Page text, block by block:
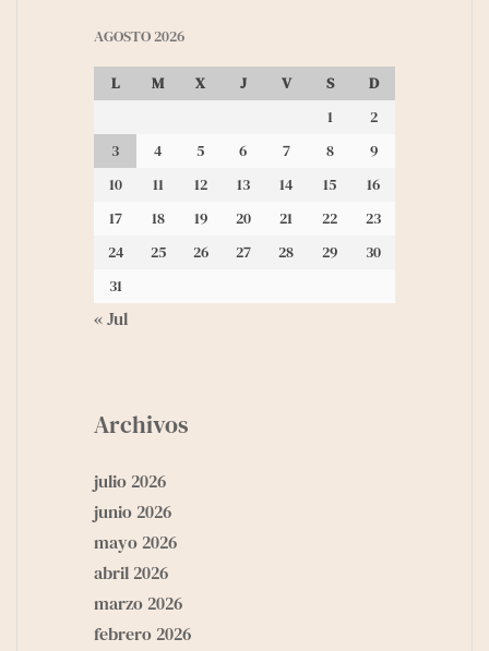
AGOSTO 2026
L M X J V S
D
1
2
3
4 5 6 7 8
9
10
11 12 13 14 15
16
17
18 19 20 21 22
23
24
25 26 27 28 29
30
31
« Jul
Archivos
julio 2026
junio 2026
mayo 2026
abril 2026
marzo 2026
febrero 2026